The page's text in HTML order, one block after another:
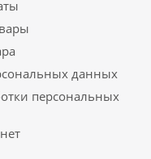
данных
персональных